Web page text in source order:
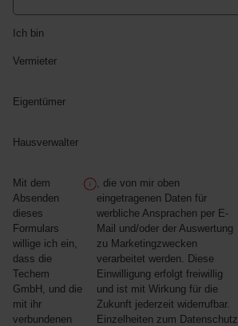
Ich bin
Vermieter
Eigentümer
Hausverwalter
Mit dem
Absenden
dieses
Formulars
willige ich ein,
dass die
Techem
GmbH, und die
mit ihr
verbundenen
, die von mir oben
eingetragenen Daten für
werbliche Ansprachen per E-
Mail und/oder der Auswertung
zu Marketingzwecken
verarbeitet werden. Diese
Einwilligung erfolgt freiwillig
und ist mit Wirkung für die
Zukunft jederzeit widerrufbar.
Einzelheiten zum Datenschutz